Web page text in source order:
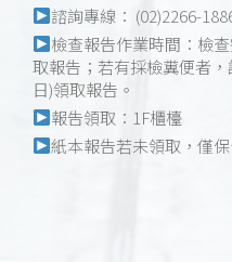
諮詢專線： (02)2266-
檢查報告作業時間：檢
取報告；若有採檢糞便者
日)領取報告。
報告領取：1F櫃檯
紙本報告若未領取，僅